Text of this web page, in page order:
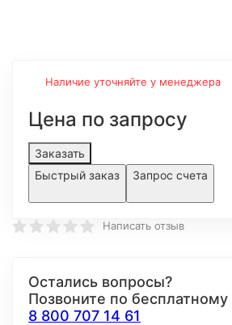
Наличие уточняйте у менеджера
Цена по запросу
Заказать
Быстрый заказ
Запрос счета
Написать отзыв
Остались вопросы?
Позвоните по
8 800 707 14 61